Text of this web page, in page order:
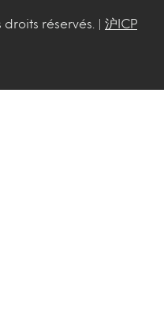
droits réservés. | 沪ICP